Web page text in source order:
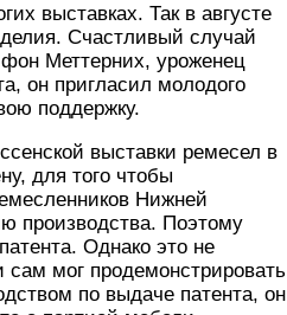
выставках. Так в августе
Счастливый случай
Меттерних, уроженец
он пригласил молодого
поддержку.
выставки ремесел в
для того чтобы
Нижней
производства. Поэтому
Однако это не
мог продемонстрировать
по выдаче патента, он